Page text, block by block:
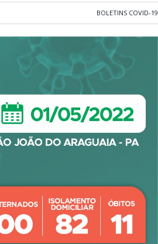
BOLETINS COVID-19